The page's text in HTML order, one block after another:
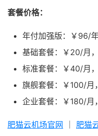
套餐价格：
年付加强版：￥96/
基础套餐：￥20/月
标准套餐：￥40/月
旗舰套餐：￥100/月
企业套餐：￥180/月
肥猫云机场官网 肥猫